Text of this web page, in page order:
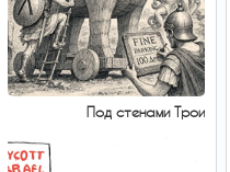
Под стенами Трои